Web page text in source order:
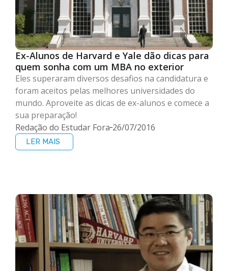
Ex-Alunos de Harvard e Yale dão dicas para
quem sonha com um MBA no exterior
Eles superaram diversos desafios na candidatura e
foram aceitos pelas melhores universidades do
mundo. Aproveite as dicas de ex-alunos e comece a
sua preparação!
Redação do Estudar Fora 26/07/2016
LER MAIS